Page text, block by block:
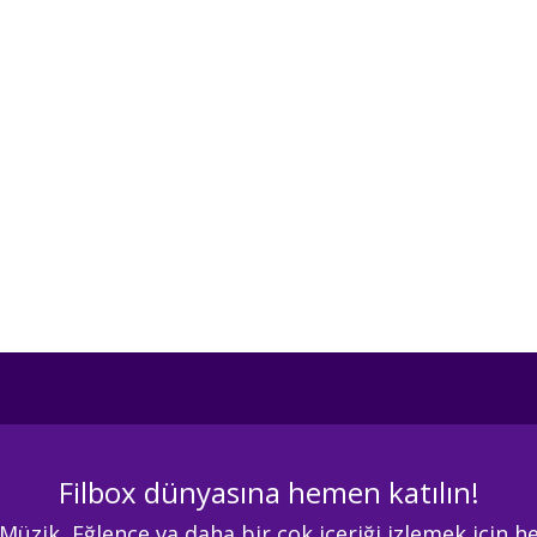
Filbox dünyasına hemen katılın!